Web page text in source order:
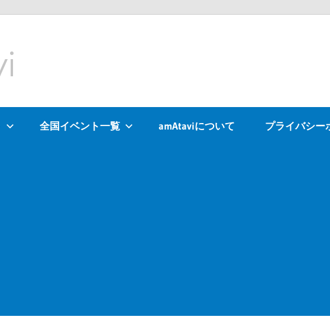
全国イベント一覧 amAtaviについて プライバシー